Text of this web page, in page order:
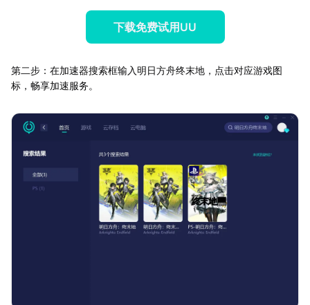
下载免费试用UU
第二步：在加速器搜索框输入明日方舟终末地，点击对应游戏图
标，畅享加速服务。